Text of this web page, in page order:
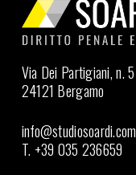
Via Dei Partigiani, n. 5
24121 Bergamo
info@studiosoardi.com
T. +39 035 236659